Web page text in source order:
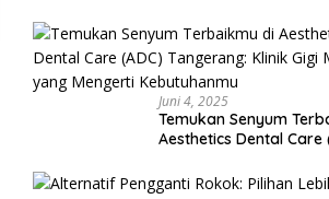
Juni 4, 2025
Temukan Senyum
Aesthetics Dental Care
yang Mengerti